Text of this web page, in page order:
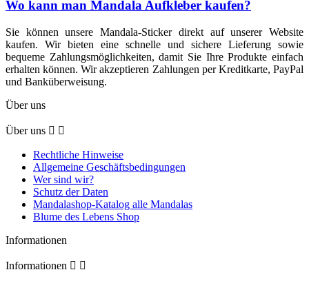
Wo kann man Mandala Aufkleber kaufen?
Sie können unsere Mandala-Sticker direkt auf unserer Website
kaufen. Wir bieten eine schnelle und sichere Lieferung sowie
bequeme Zahlungsmöglichkeiten, damit Sie Ihre Produkte einfach
erhalten können. Wir akzeptieren Zahlungen per Kreditkarte, PayPal
und Banküberweisung.
Über uns
Über uns  
Rechtliche Hinweise
Allgemeine Geschäftsbedingungen
Wer sind wir?
Schutz der Daten
Mandalashop-Katalog alle Mandalas
Blume des Lebens Shop
Informationen
Informationen  